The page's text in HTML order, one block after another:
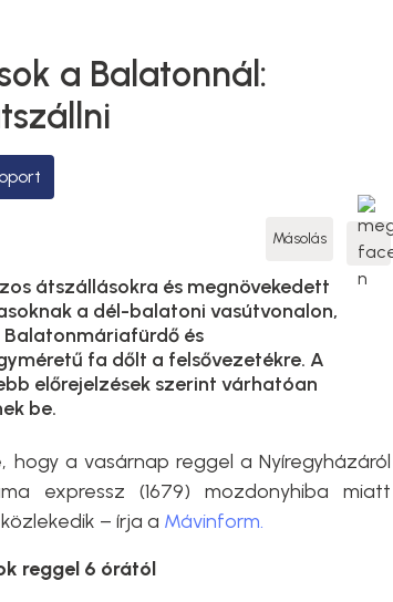
a Balatonnál:
Másolás
átszállásokra és megnövekedett
a dél-balatoni vasútvonalon,
és
fa dőlt a felsővezetékre. A
előrejelzések szerint várhatóan
be.
a vasárnap reggel a Nyíregyházáról
expressz (1679) mozdonyhiba miatt
– írja a Mávinform.
reggel 6 órától